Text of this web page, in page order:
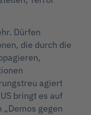
Dürfen
die durch die
agiert
bringt es auf
„Demos gegen